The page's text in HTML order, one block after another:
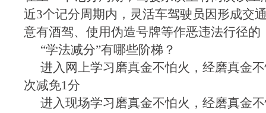
近3个记分周期内，灵活车驾驶员因形成交
意有酒驾、使用伪造号牌等作恶违法行径的
“学法减分”有哪些阶梯？
进入网上学习磨真金不怕火，经磨真金
次减免1分
进入现场学习磨真金不怕火，经磨真金